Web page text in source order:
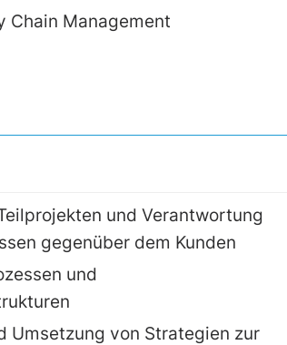
Chain Management
und Verantwortung
gegenüber dem Kunden
und
Umsetzung von Strategien zur